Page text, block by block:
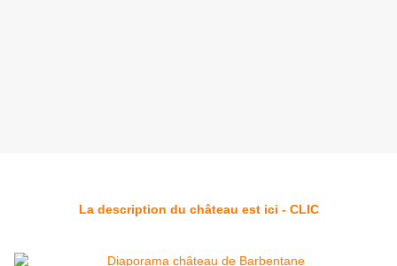
La description du château est ici - CLIC